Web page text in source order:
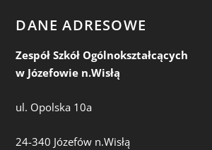
DANE ADRESOWE
Zespół Szkół Ogólnokształcących
w Józefowie n.Wisłą
ul. Opolska 10a
24-340 Józefów n.Wisłą